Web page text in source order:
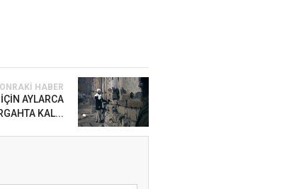
HABER
AYLARCA
KAL...